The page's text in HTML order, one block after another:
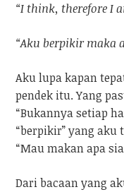
“I think, therefore I
“Aku berpikir maka
Aku lupa kapan
pendek itu. Yang
“Bukannya setiap
“berpikir” yang aku
“Mau makan apa
Dari bacaan yang